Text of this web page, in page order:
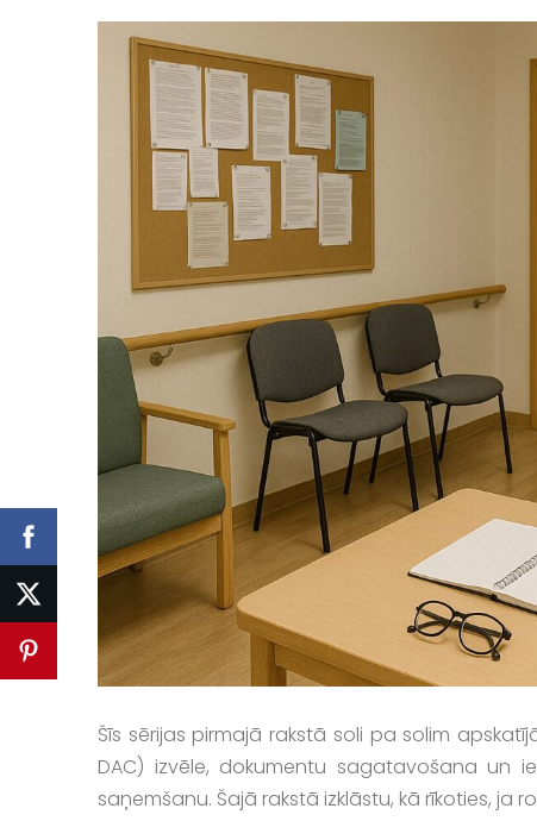
Šīs sērijas pirmajā rakstā soli pa solim
DAC) izvēle, dokumentu sagatavošana un
saņemšanu. Šajā rakstā izklāstu, kā rīkoties, ja